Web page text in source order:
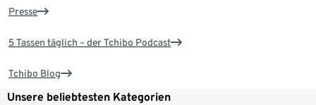
Presse
5 Tassen täglich – der Tchibo Podcast
Tchibo Blog
Unsere beliebtesten Kategorien